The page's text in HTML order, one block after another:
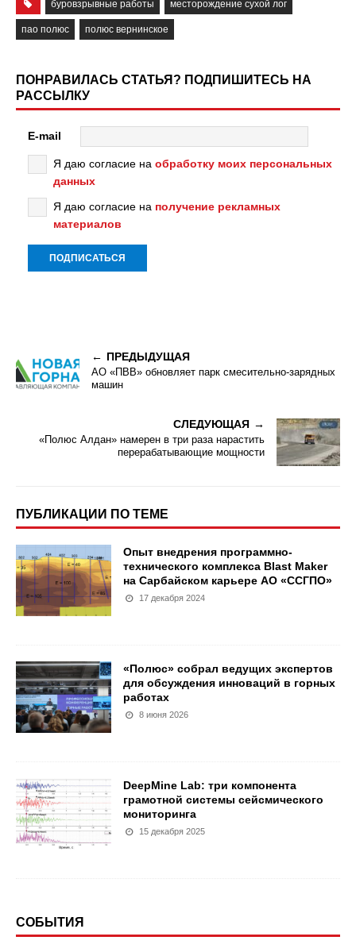
буровзрывные работы месторождение сухой лог
пао полюс полюс вернинское
ПОНРАВИЛАСЬ СТАТЬЯ? ПОДПИШИТЕСЬ НА
РАССЫЛКУ
E-mail
Я даю согласие на обработку моих персональных
данных
Я даю согласие на получение рекламных
материалов
ПРЕДЫДУЩАЯ
АО «ПВВ» обновляет парк смесительно-зарядных
машин
СЛЕДУЮЩАЯ
«Полюс Алдан» намерен в три раза нарастить
перерабатывающие мощности
ПУБЛИКАЦИИ ПО ТЕМЕ
Опыт внедрения программно-
технического комплекса Blast Maker
на Сарбайском карьере АО «ССГПО»
17 декабря 2024
«Полюс» собрал ведущих экспертов
для обсуждения инноваций в горных
работах
8 июня 2026
DeepMine Lab: три компонента
грамотной системы сейсмического
мониторинга
15 декабря 2025
СОБЫТИЯ